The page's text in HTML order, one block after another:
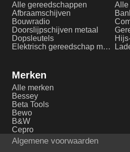
Alle gereedschappen
Afbraamschijven
Bouwradio
Doorslijpschijven metaal
Dopsleutels
Elektrisch gereedschap metaalbewerking
Alle
Merken
Alle merken
Bessey
Beta Tools
Bewo
B&W
Cepro
Algemene voorwaarden